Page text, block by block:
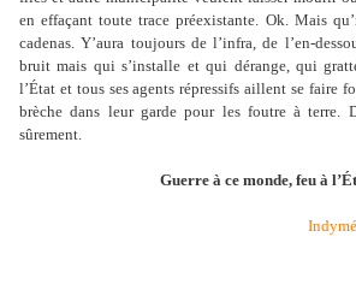
en effaçant toute trace préexistante. Ok. Mais
cadenas. Y’aura toujours de l’infra, de l’en-
bruit mais qui s’installe et qui dérange, qui
l’État et tous ses agents répressifs aillent se faire
brèche dans leur garde pour les foutre à terre.
sûrement.
Guerre à ce monde, feu à